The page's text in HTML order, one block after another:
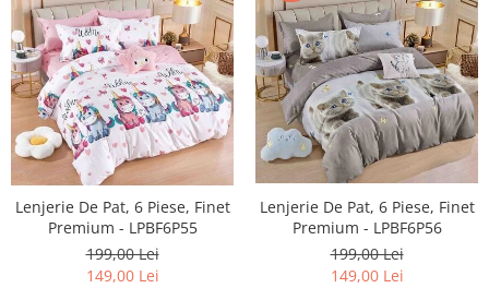
Lenjerie De Pat, 6 Piese, Finet
Premium - LPBF6P55
199,00 Lei
149,00 Lei
Lenjerie De Pat, 6 Piese, Finet
Premium - LPBF6P56
199,00 Lei
149,00 Lei